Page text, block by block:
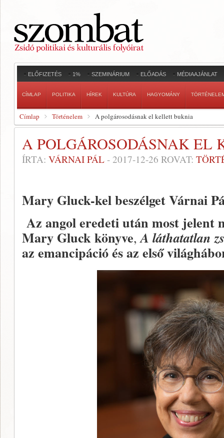
ELŐFIZETÉS 1% SZEMINÁRIUM ELŐADÁS MÉDIAAJÁNLAT
CÍMLAP POLITIKA HÍREK KULTÚRA HAGYOMÁNY
Címlap Történelem A polgárosodásnak el kellett buknia
A POLGÁROSODÁSNAK
ÍRTA: VÁRNAI PÁL - 2017-12-26 ROVAT:
Mary Gluck-kel beszélget Várnai
Az angol eredeti után most jelent
Mary Gluck könyve,A láthatatlan
az emancipáció és az első